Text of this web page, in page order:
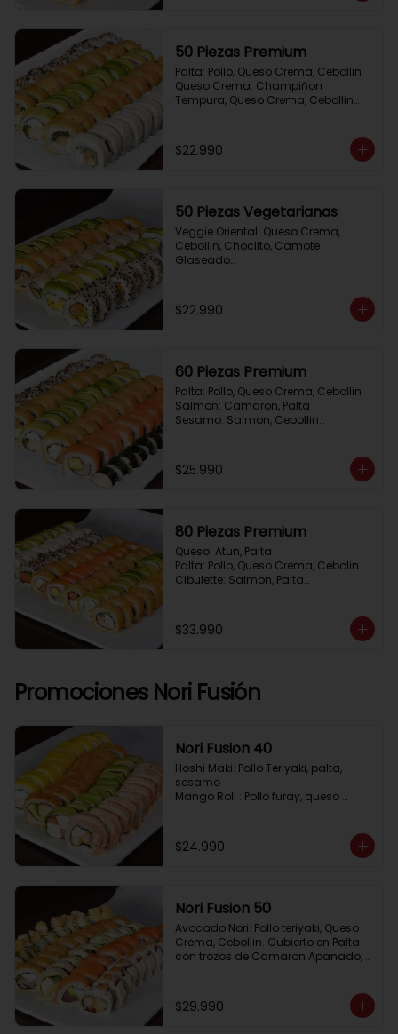
50 Piezas Premium
Palta: Pollo, Queso Crema, Cebollin
Queso Crema: Champiñon
Tempura, Queso Crema, Cebollin
Cebollin
Frito 2: Pollo, Queso Crema, Cebollin
$22.990
50 Piezas Vegetarianas
Veggie Oriental: Queso Crema,
Cebollin, Choclito, Camote
Glaseado
Avocado Veggie:	Palmito, Choclito,
Queso Crema, Cebollin
Albahaca,  envuelto en almendras
$22.990
60 Piezas Premium
Palta: Pollo, Queso Crema, Cebollin
Salmon: Camaron, Palta
Sesamo: Salmon, Cebollin
Pimenton, Queso Crema
Hosomaki: Pollo Teriyaki
$25.990
80 Piezas Premium
Queso: Atun, Palta
Palta: Pollo, Queso Crema, Cebolin
Cibulette: Salmon, Palta
Frito 1: Champiñon Tempura,
Pimenton, Queso Crema
Cebollin
$33.990
Promociones Nori Fusión
Nori Fusion 40
Hoshi Maki: Pollo Teriyaki, palta,
sesamo
Mango Roll : Pollo furay, queso
Avocado Oriental: Salmon,
Kanikama, Queso crema, cubierto
Salmon, bañado en salsa
Acevichada
$24.990
Nori Fusion 50
Avocado Nori: Pollo teriyaki, Queso
Crema, Cebollin. Cubierto en Palta
con trozos de Camaron Apanado,
Palta, cubierto en Salmon
Shirosakana Oriental: Pescado
$29.990